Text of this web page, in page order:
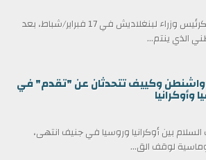
أدى طارق رحمن اليمين كرئيس وزراء لبنغلاديش في 17 فبراير/شباط، بعد
الذي ينتم...
واشنطن وكييف تتحدثان عن "تقدم" في
السلام بين أوكرانيا وروسيا في جنيف انتهى،
لوقف الق...